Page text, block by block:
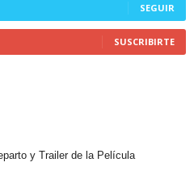
SEGUIR
SUSCRIBIRTE
y Trailer de la Película